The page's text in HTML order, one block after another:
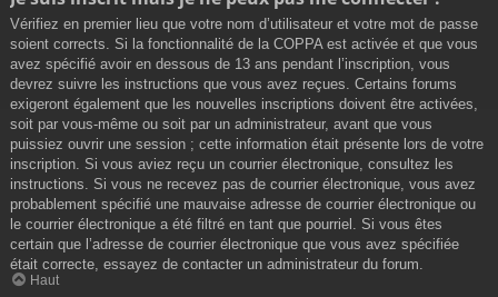
Vérifiez en premier lieu que votre nom d’utilisateur et votre mot de passe
soient corrects. Si la fonctionnalité de la COPPA est activée et que vous
avez spécifié avoir en dessous de 13 ans pendant l’inscription, vous
devrez suivre les instructions que vous avez reçues. Certains forums
exigeront également que les nouvelles inscriptions doivent être activées,
soit par vous-même ou soit par un administrateur, avant que vous
puissiez ouvrir une session ; cette information était présente lors de votre
inscription. Si vous aviez reçu un courrier électronique, consultez les
instructions. Si vous ne recevez pas de courrier électronique, vous avez
probablement spécifié une mauvaise adresse de courrier électronique ou
le courrier électronique a été filtré en tant que pourriel. Si vous êtes
certain que l’adresse de courrier électronique que vous avez spécifiée
était correcte, essayez de contacter un administrateur du forum.
Haut